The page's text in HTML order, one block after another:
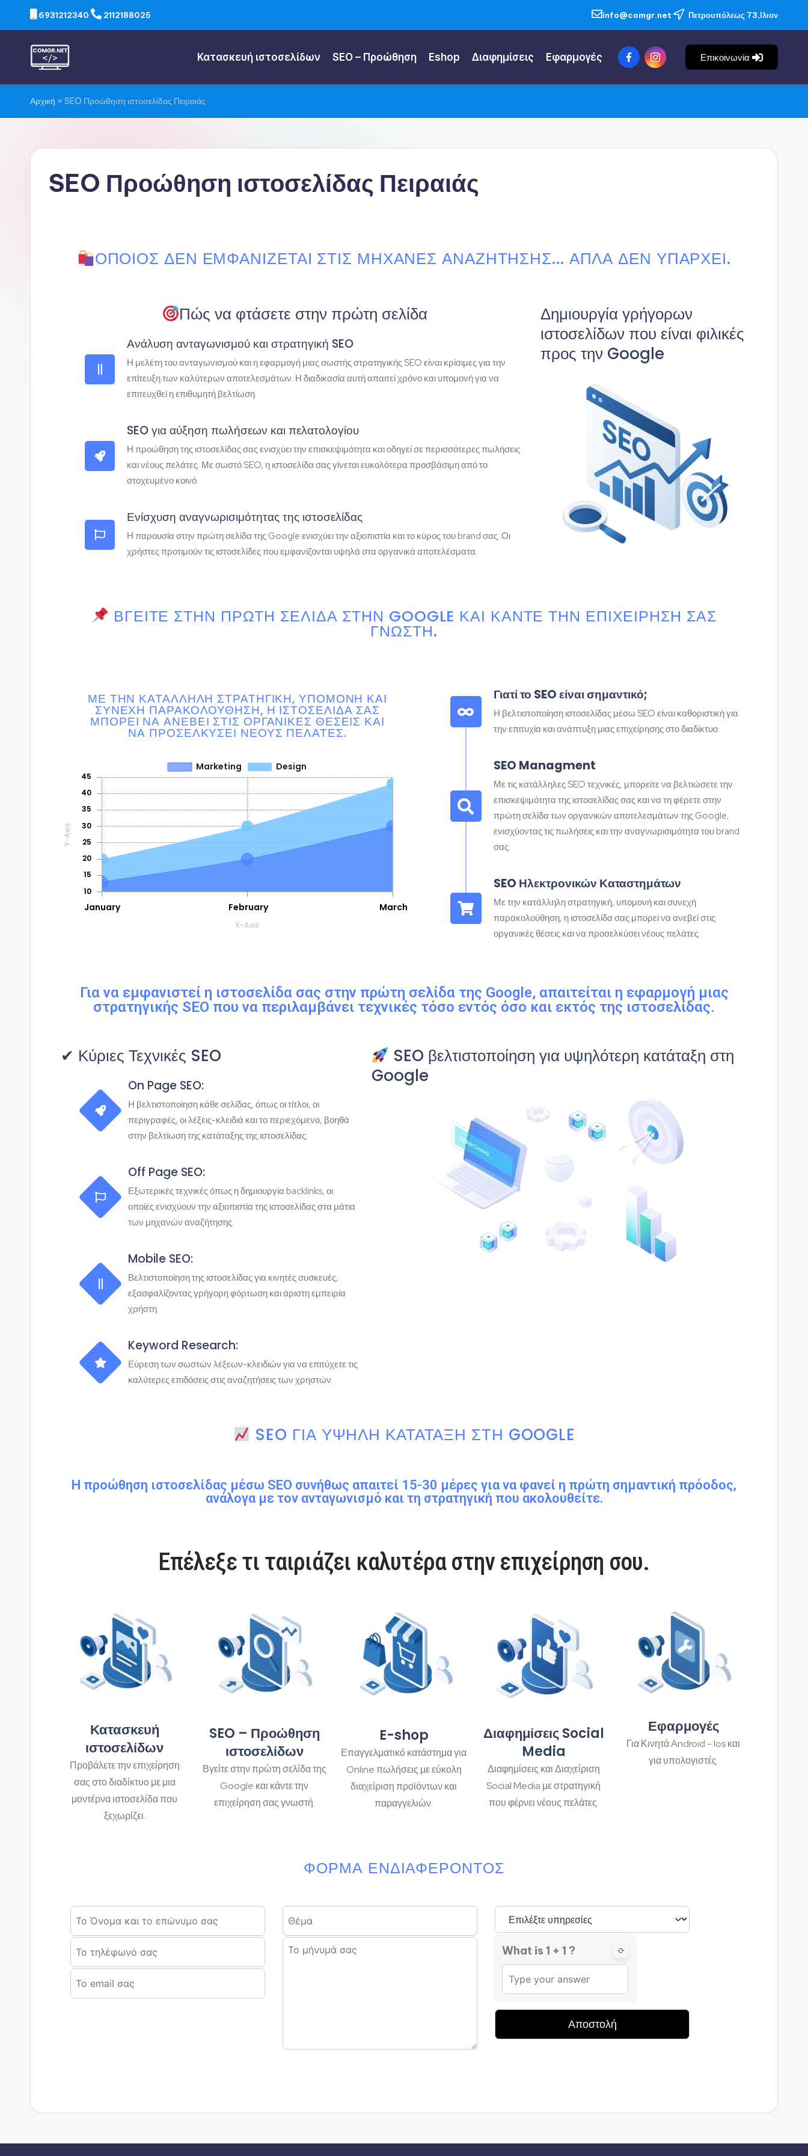
6931212340 2112188025 info@comgr.net Πετρουπόλεως 73,Ιλιον
Κατασκευή ιστοσελίδων SEO – Προώθηση Eshop Διαφημίσεις Εφαρμογές Επικοινωνία
Αρχική » SEO Προώθηση ιστοσελίδας Πειραιάς
SEO Προώθηση ιστοσελίδας Πειραιάς
ΌΠΟΙΟΣ ΔΕΝ ΕΜΦΑΝΊΖΕΤΑΙ ΣΤΙΣ ΜΗΧΑΝΈΣ ΑΝΑΖΉΤΗΣΗΣ... ΑΠΛΆ ΔΕΝ ΥΠΆΡΧΕΙ.
Πώς να φτάσετε στην πρώτη σελίδα
Ανάλυση ανταγωνισμού και στρατηγική SEO
Η μελέτη του ανταγωνισμού και η εφαρμογή μιας σωστής στρατηγικής SEO είναι κρίσιμες για την
επίτευξη των καλύτερων αποτελεσμάτων. Η διαδικασία αυτή απαιτεί χρόνο και υπομονή για να
επιτευχθεί η επιθυμητή βελτίωση.
SEO για αύξηση πωλήσεων και πελατολογίου
Η προώθηση της ιστοσελίδας σας ενισχύει την επισκεψιμότητα και οδηγεί σε περισσότερες πωλήσεις
και νέους πελάτες. Με σωστό SEO, η ιστοσελίδα σας γίνεται ευκολότερα προσβάσιμη από το
στοχευμένο κοινό.
Ενίσχυση αναγνωρισιμότητας της ιστοσελίδας
Η παρουσία στην πρώτη σελίδα της Google ενισχύει την αξιοπιστία και το κύρος του brand σας. Οι
χρήστες προτιμούν τις ιστοσελίδες που εμφανίζονται υψηλά στα οργανικά αποτελέσματα.
Δημιουργία γρήγορων
ιστοσελίδων που είναι φιλικές
προς την Google
ΒΓΕΊΤΕ ΣΤΗΝ ΠΡΏΤΗ ΣΕΛΊΔΑ ΣΤΗΝ GOOGLE ΚΑΙ ΚΆΝΤΕ ΤΗΝ ΕΠΙΧΕΊΡΗΣΗ ΣΑΣ
ΓΝΩΣΤΉ.
ΜΕ ΤΗΝ ΚΑΤΆΛΛΗΛΗ ΣΤΡΑΤΗΓΙΚΉ, ΥΠΟΜΟΝΉ ΚΑΙ
ΣΥΝΕΧΉ ΠΑΡΑΚΟΛΟΎΘΗΣΗ, Η ΙΣΤΟΣΕΛΊΔΑ ΣΑΣ
ΜΠΟΡΕΊ ΝΑ ΑΝΕΒΕΊ ΣΤΙΣ ΟΡΓΑΝΙΚΈΣ ΘΈΣΕΙΣ ΚΑΙ
ΝΑ ΠΡΟΣΕΛΚΎΣΕΙ ΝΈΟΥΣ ΠΕΛΆΤΕΣ.
Γιατί το SEO είναι σημαντικό;
Η βελτιστοποίηση ιστοσελίδας μέσω SEO είναι καθοριστική για
την επιτυχία και ανάπτυξη μιας επιχείρησης στο διαδίκτυο.
SEO Managment
Με τις κατάλληλες SEO τεχνικές, μπορείτε να βελτιώσετε την
επισκεψιμότητα της ιστοσελίδας σας και να τη φέρετε στην
πρώτη σελίδα των οργανικών αποτελεσμάτων της Google,
ενισχύοντας τις πωλήσεις και την αναγνωρισιμότητα του brand
σας.
SEO Ηλεκτρονικών Καταστημάτων
Με την κατάλληλη στρατηγική, υπομονή και συνεχή
παρακολούθηση, η ιστοσελίδα σας μπορεί να ανεβεί στις
οργανικές θέσεις και να προσελκύσει νέους πελάτες.
Για να εμφανιστεί η ιστοσελίδα σας στην πρώτη σελίδα της Google, απαιτείται η εφαρμογή μιας
στρατηγικής SEO που να περιλαμβάνει τεχνικές τόσο εντός όσο και εκτός της ιστοσελίδας.
✔ Κύριες Τεχνικές SEO
On Page SEO:
Η βελτιστοποίηση κάθε σελίδας, όπως οι τίτλοι, οι
περιγραφές, οι λέξεις-κλειδιά και το περιεχόμενο, βοηθά
στην βελτίωση της κατάταξης της ιστοσελίδας.
Off Page SEO:
Εξωτερικές τεχνικές όπως η δημιουργία backlinks, οι
οποίες ενισχύουν την αξιοπιστία της ιστοσελίδας στα μάτια
των μηχανών αναζήτησης.
Mobile SEO:
Βελτιστοποίηση της ιστοσελίδας για κινητές συσκευές,
εξασφαλίζοντας γρήγορη φόρτωση και άριστη εμπειρία
χρήστη.
Keyword Research:
Εύρεση των σωστών λέξεων-κλειδιών για να επιτύχετε τις
καλύτερες επιδόσεις στις αναζητήσεις των χρηστών.
SEO βελτιστοποίηση για υψηλότερη κατάταξη στη
Google
SEO ΓΙΑ ΥΨΗΛΉ ΚΑΤΆΤΑΞΗ ΣΤΗ GOOGLE
Η προώθηση ιστοσελίδας μέσω SEO συνήθως απαιτεί 15-30 μέρες για να φανεί η πρώτη σημαντική πρόοδος,
ανάλογα με τον ανταγωνισμό και τη στρατηγική που ακολουθείτε.
Επέλεξε τι ταιριάζει καλυτέρα στην επιχείρηση σου.
Κατασκευή
ιστοσελίδων
Προβάλετε την επιχείρηση
σας στο διαδίκτυο με μια
μοντέρνα ιστοσελίδα που
ξεχωρίζει.
SEO – Προώθηση
ιστοσελίδων
Βγείτε στην πρώτη σελίδα της
Google και κάντε την
επιχείρηση σας γνωστή.
E-shop
Επαγγελματικό κατάστημα για
Online πωλήσεις με εύκολη
διαχείριση προϊόντων και
παραγγελιών.
Διαφημίσεις Social
Media
Διαφημίσεις και Διαχείριση
Social Media με στρατηγική
που φέρνει νέους πελάτες.
Εφαρμογές
Για Κινητά Android - Ios και
για υπολογιστές.
ΦΌΡΜΑ ΕΝΔΙΑΦΈΡΟΝΤΟΣ
What is 1 + 1 ?